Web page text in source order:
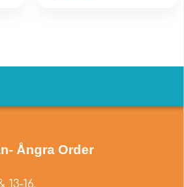
- Ångra Order